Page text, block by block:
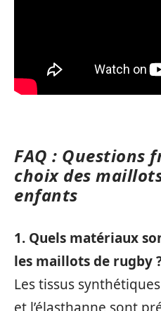
FAQ : Questions
choix des
enfants
1. Quels matériaux
les maillots de rugby
Les tissus